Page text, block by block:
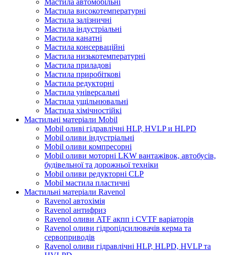
Мастила автомобільні
Мастила високотемпературні
Мастила залізничні
Мастила індустріальні
Мастила канатні
Мастила консерваційні
Мастила низькотемпературні
Мастила приладові
Мастила приробіткові
Мастила редукторні
Мастила універсальні
Мастила ущільнювальні
Мастила хімічностійкі
Мастильні матеріали Mobil
Mobil оливі гідравлічні HLP, HVLP и HLPD
Mobil оливи індустріальні
Mobil оливи компресорні
Mobil оливи моторні LKW вантажівок, автобусів,
будівельної та дорожньої техніки
Mobil оливи редукторні CLP
Mobil мастила пластичні
Мастильні матеріали Ravenol
Ravenol автохімія
Ravenol антифриз
Ravenol оливи ATF акпп і CVTF варіаторів
Ravenol оливи гідропідсилювачів керма та
сервоприводів
Ravenol оливи гідравлічні HLP, HLPD, HVLP та